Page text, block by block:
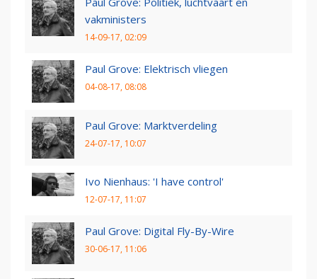
vakministers
14-09-17, 02:09
Paul Grove: Elektrisch vliegen
04-08-17, 08:08
Paul Grove: Marktverdeling
24-07-17, 10:07
Ivo Nienhaus: 'I have control'
12-07-17, 11:07
Paul Grove: Digital Fly-By-Wire
30-06-17, 11:06